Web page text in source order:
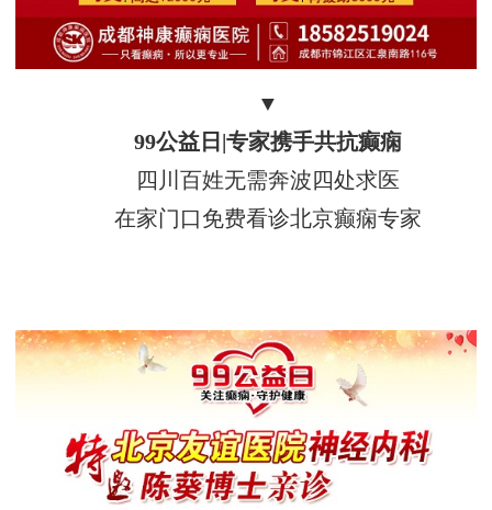
▼
99公益日|专家携手共抗癫痫
四川百姓无需奔波四处求医
在家门口免费看诊北京癫痫专家